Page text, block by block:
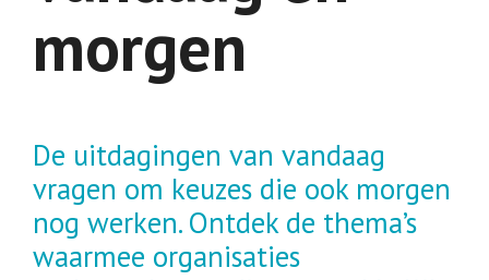
morgen
De uitdagingen van vandaag
vragen om keuzes die ook morgen
nog werken. Ontdek de thema’s
waarmee organisaties